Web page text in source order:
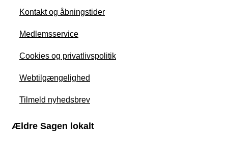
Kontakt og åbningstider
Medlemsservice
Cookies og privatlivspolitik
Webtilgængelighed
Tilmeld nyhedsbrev
Ældre Sagen lokalt